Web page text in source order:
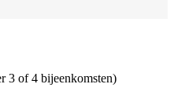
3 of 4 bijeenkomsten)